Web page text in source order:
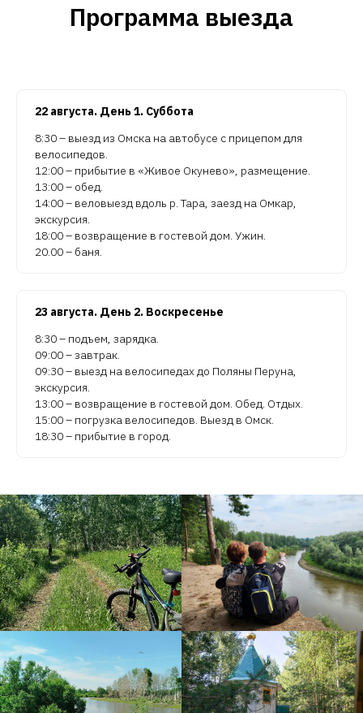
Программа выезда
22 августа. День 1. Суббота
8:30 – выезд из Омска на автобусе с прицепом для
велосипедов.
12:00 – прибытие в «Живое Окунево», размещение.
13:00 – обед.
14:00 – веловыезд вдоль р. Тара, заезд на Омкар,
экскурсия.
18:00 – возвращение в гостевой дом. Ужин.
20.00 – баня.
23 августа. День 2. Воскресенье
8:30 – подъем, зарядка.
09:00 – завтрак.
09:30 – выезд на велосипедах до Поляны Перуна,
экскурсия.
13:00 – возвращение в гостевой дом. Обед. Отдых.
15:00 – погрузка велосипедов. Выезд в Омск.
18:30 – прибытие в город.